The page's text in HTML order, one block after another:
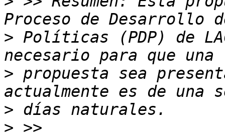
> Políticas (PDP) de
> propuesta sea
>
>